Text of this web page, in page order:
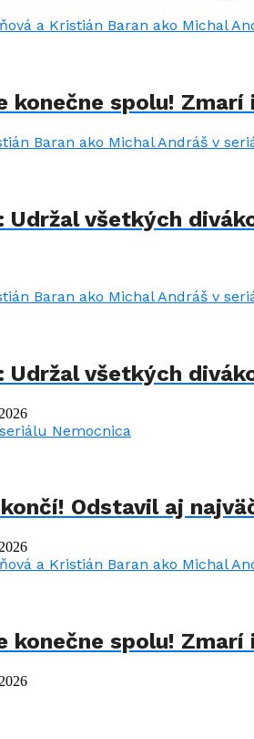
konečne spolu!
všetkých
všetkých
Odstavil aj
konečne spolu!